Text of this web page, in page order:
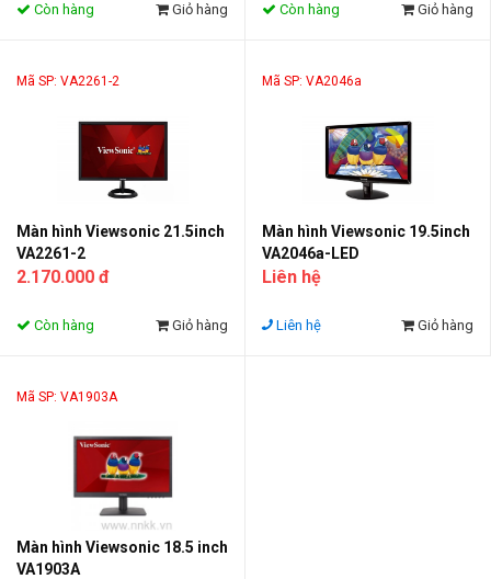
Còn hàng Giỏ hàng Còn hàng Giỏ hàng
Mã SP: VA2261-2
Màn hình Viewsonic 21.5inch
VA2261-2
2.170.000 đ
Còn hàng Giỏ hàng
Mã SP: VA2046a
Màn hình Viewsonic 19.5inch
VA2046a-LED
Liên hệ
Liên hệ Giỏ hàng
Mã SP: VA1903A
Màn hình Viewsonic 18.5 inch
VA1903A